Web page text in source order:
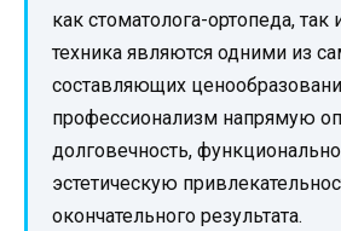
как стоматолога-ортопеда, так
техника являются одними из
составляющих
профессионализм напрямую
долговечность,
эстетическую
окончательного результата.